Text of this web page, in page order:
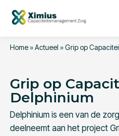
Home»Actueel »Grip op
Grip op
Delphinium
Delphinium is een van de
deelneemt aan het project